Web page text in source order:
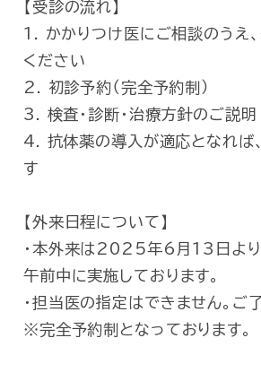
【受診の流れ】
1. かかりつけ医にご相談のうえ
ください
2. 初診予約（完全予約制）
3. 検査・診断・治療方針のご説明
4. 抗体薬の導入が適応となれば
す
【外来日程について】
・本外来は2025年6月13日より
午前中に実施しております。
・担当医の指定はできません。ご
※完全予約制となっております。